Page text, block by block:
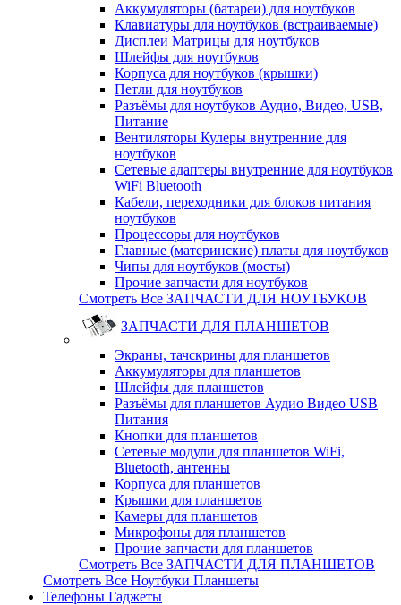
Аккумуляторы (батареи) для ноутбуков
Клавиатуры для ноутбуков (встраиваемые)
Дисплеи Матрицы для ноутбуков
Шлейфы для ноутбуков
Корпуса для ноутбуков (крышки)
Петли для ноутбуков
Разъёмы для ноутбуков Аудио, Видео, USB,
Питание
Вентиляторы Кулеры внутренние для
ноутбуков
Сетевые адаптеры внутренние для ноутбуков
WiFi Bluetooth
Кабели, переходники для блоков питания
ноутбуков
Процессоры для ноутбуков
Главные (материнские) платы для ноутбуков
Чипы для ноутбуков (мосты)
Прочие запчасти для ноутбуков
Смотреть Все ЗАПЧАСТИ ДЛЯ НОУТБУКОВ
ЗАПЧАСТИ ДЛЯ ПЛАНШЕТОВ
Экраны, тачскрины для планшетов
Аккумуляторы для планшетов
Шлейфы для планшетов
Разъёмы для планшетов Аудио Видео USB
Питания
Кнопки для планшетов
Сетевые модули для планшетов WiFi,
Bluetooth, антенны
Корпуса для планшетов
Крышки для планшетов
Камеры для планшетов
Микрофоны для планшетов
Прочие запчасти для планшетов
Смотреть Все ЗАПЧАСТИ ДЛЯ ПЛАНШЕТОВ
Смотреть Все Ноутбуки Планшеты
Телефоны Гаджеты